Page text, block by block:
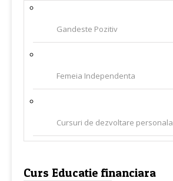
Gandeste Pozitiv
Femeia Independenta
Cursuri de dezvoltare personala
Curs Educatie financiara